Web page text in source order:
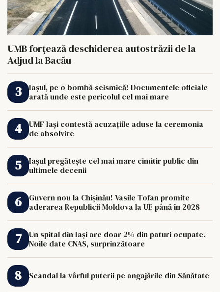
UMB forțează deschiderea autostrăzii de la
Adjud la Bacău
Iașul, pe o bombă seismică! Documentele oficiale
arată unde este pericolul cel mai mare
UMF Iași contestă acuzațiile aduse la ceremonia
de absolvire
Iașul pregătește cel mai mare cimitir public din
ultimele decenii
Guvern nou la Chișinău! Vasile Tofan promite
aderarea Republicii Moldova la UE până în 2028
Un spital din Iași are doar 2% din paturi ocupate.
Noile date CNAS, surprinzătoare
Scandal la vârful puterii pe angajările din Sănătate